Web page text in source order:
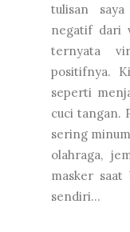
tulisan
negatif dari
ternyata
positifnya.
seperti
cuci tangan.
sering
olahraga,
masker saat
sendiri...